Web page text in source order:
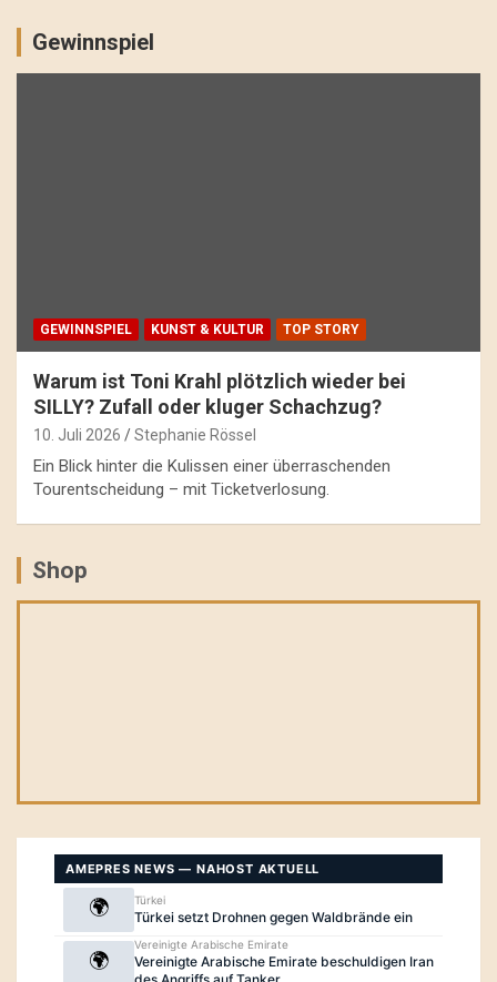
Gewinnspiel
GEWINNSPIEL KUNST & KULTUR TOP STORY
Warum ist Toni Krahl plötzlich wieder bei
SILLY? Zufall oder kluger Schachzug?
10. Juli 2026 Stephanie Rössel
Ein Blick hinter die Kulissen einer überraschenden
Tourentscheidung – mit Ticketverlosung.
Shop